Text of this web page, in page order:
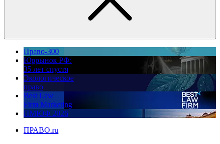
Право-300
Юррынок РФ:
35 лет спустя
Экологическое
право
Best Law
Firm Marketing
ПМЮФ 2026
ПРАВО.ru